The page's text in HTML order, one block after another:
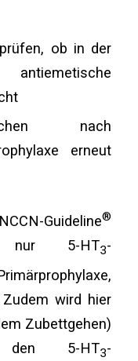
ob in der
nach
erneut
Guideline®
nur 5-HT3-
wird hier
Zubettgehen)
5-HT3-